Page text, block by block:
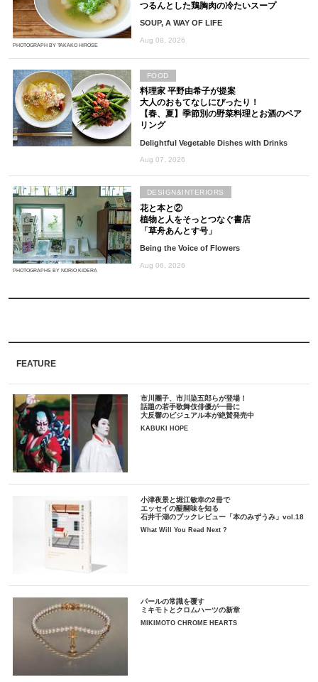
PHOTOGRAPH BY TAKAKO HIROSE
つるんとした鶏胸肉の冷たいスープ
SOUP, A WAY OF LIFE
Aug 08, 2026
料理家 平野由希子が提案
大人のおもてなしにぴったり！
【春、夏】季節別の野菜料理とお酒のペア
リング
Delightful Vegetable Dishes with Drinks
Aug 07, 2026
FOOD
PHOTOGRAPHS BY NORIO KIDERA
花と本と②
植物と人をそっとつなぐ書店
「草舟あんとす号」
Being the Voice of Flowers
Aug 06, 2026
DESIGN&INTERIORS
FEATURE
市川團子、市川染五郎らが登場！
話題の若手歌舞伎俳優が一冊に
大反響のビジュアル本が絶賛発売中
KABUKI HOPE
小津夜景と堀江敏幸の2冊で
エッセイの醍醐味を知る
石井千湖のブックレビュー「本のみずうみ」vol.18
What Will You Read Next ?
パールの常識を覆す
ミキモトとクロムハーツの新章
MIKIMOTO CHROME HEARTS